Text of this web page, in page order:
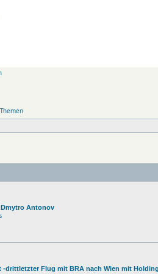
Antonov
-drittletzter Flug mit BRA nach Wien mit Holding